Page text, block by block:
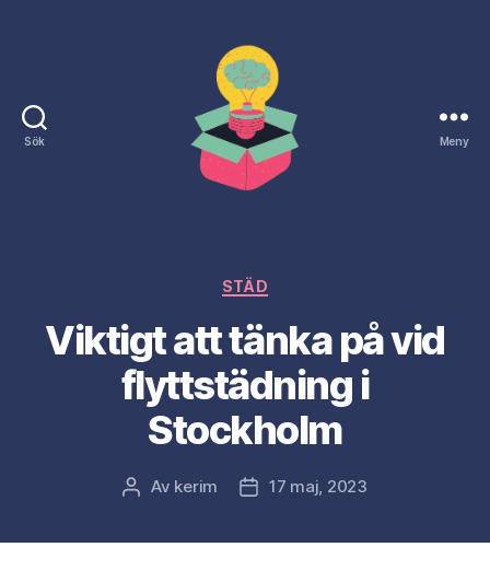
Sök Meny
Kategorier
STÄD
Viktigt att tänka på vid
flyttstädning i
Stockholm
Inläggsförfattare
Av kerim Inläggsdatum
17 maj, 2023